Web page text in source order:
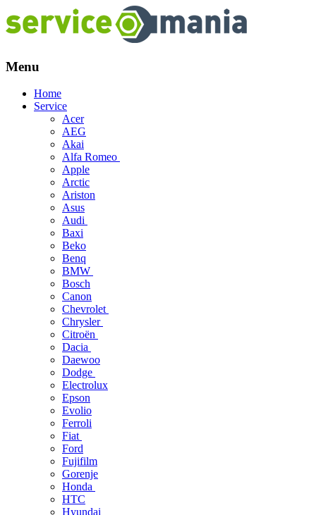
Menu
Skip
Home
Service
Acer
AEG
Akai
Alfa Romeo
Apple
Arctic
Ariston
Asus
Audi
Baxi
Beko
Benq
BMW
Bosch
Canon
Chevrolet
Chrysler
Citroën
Dacia
Daewoo
Dodge
Electrolux
Epson
Evolio
Ferroli
Fiat
Ford
Fujifilm
Gorenje
Honda
HTC
Hyundai